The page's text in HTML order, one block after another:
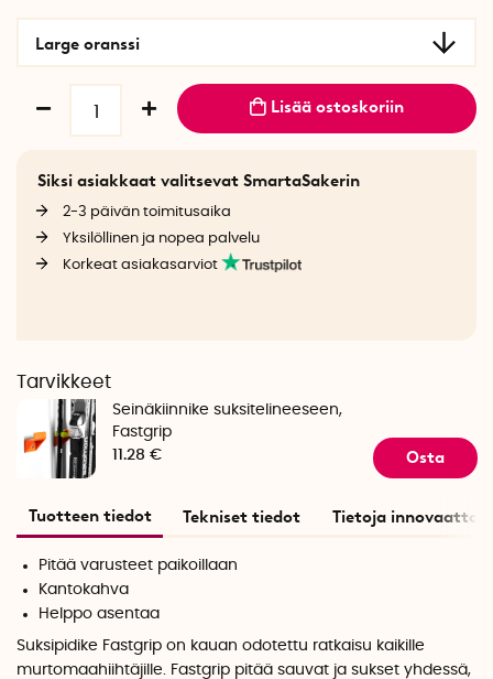
Large oranssi
Lisää ostoskoriin
Siksi asiakkaat valitsevat SmartaSakerin
2-3 päivän toimitusaika
Yksilöllinen ja nopea palvelu
Korkeat asiakasarviot
Tarvikkeet
Seinäkiinnike suksitelineeseen,
Fastgrip
11.28 €
Osta
Tuotteen tiedot Tekniset tiedot Tietoja
Pitää varusteet paikoillaan
Kantokahva
Helppo asentaa
Suksipidike Fastgrip on kauan odotettu ratkaisu kaikille
murtomaahiihtäjille. Fastgrip pitää sauvat ja sukset yhdessä,